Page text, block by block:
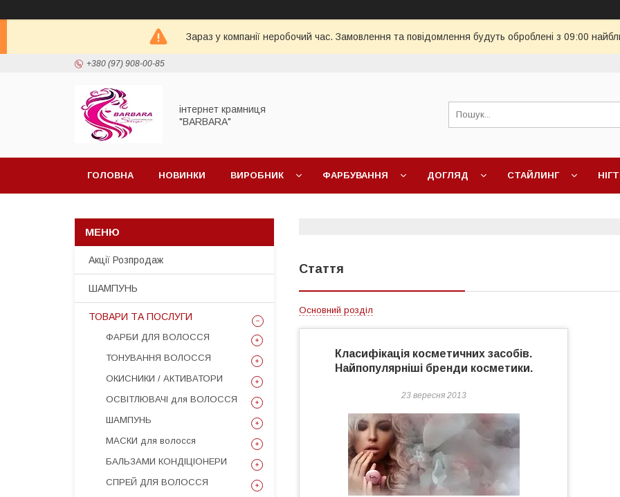
Зараз у компанії неробочий час. Замовлення та повідомлення будуть оброблені з 09:00
+380 (97) 908-00-85
інтернет крамниця
"BARBARA"
ГОЛОВНА НОВИНКИ ВИРОБНИК ФАРБУВАННЯ ДОГЛЯД СТАЙЛИНГ
Стаття
Основний розділ
Класифікація косметичних засобів.
Найпопулярніші бренди косметики.
23 вересня 2013
Акції Розпродаж
ШАМПУНЬ
ТОВАРИ ТА ПОСЛУГИ
ФАРБИ ДЛЯ ВОЛОССЯ
ТОНУВАННЯ ВОЛОССЯ
ОКИСНИКИ / АКТИВАТОРИ
ОСВІТЛЮВАЧІ для ВОЛОССЯ
ШАМПУНЬ
МАСКИ для волосся
БАЛЬЗАМИ КОНДІЦІОНЕРИ
СПРЕЙ ДЛЯ ВОЛОССЯ